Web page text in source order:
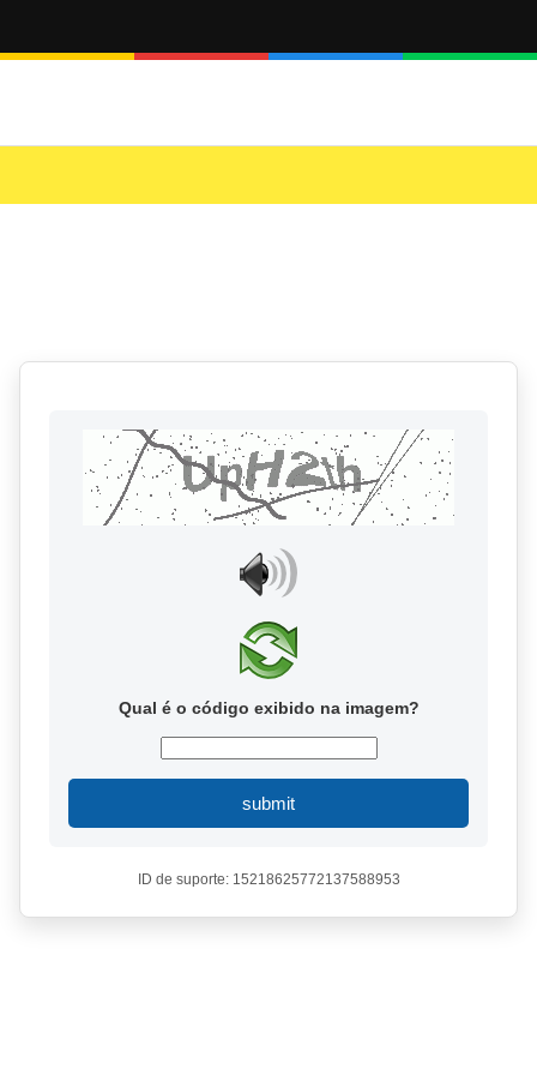
Qual é o código exibido na imagem?
submit
ID de suporte: 15218625772137588953